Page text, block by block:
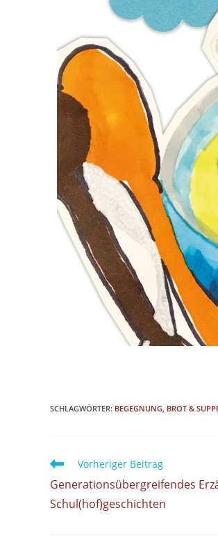
SCHLAGWÖRTER: BEGEGNUNG, BROT &
Vorheriger Beitrag
Generationsübergreifendes
Schul(hof)geschichten